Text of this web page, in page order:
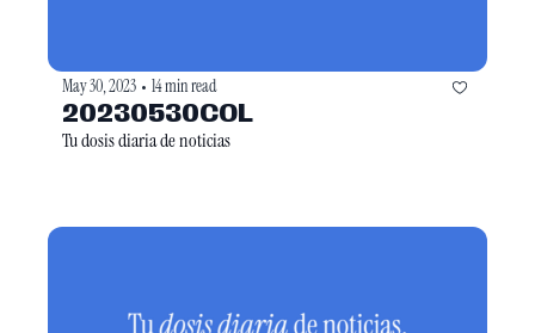
May 30, 2023 • 14 min read
20230530COL
Tu dosis diaria de noticias